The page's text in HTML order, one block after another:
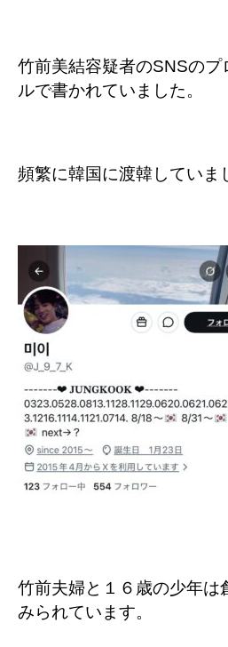
竹前美結容疑者のSNSの
ルで書かれていました。
頻繁に韓国に渡韓していま
竹前夫婦と１６歳の少年は
みられています。